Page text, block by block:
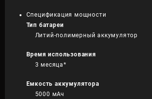
Спецификация мощности
Тип батареи
Литий-полимерный аккумулятор
Время использования
3 месяца*
Емкость аккумулятора
5000 мАч